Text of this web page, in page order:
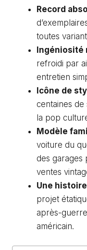
Record
toutes
Ingéniosité
refroidi par
entretien
Icône de
centaines de
la pop
Modèle
voiture du
des garages
ventes
Une
projet
après-
américain.